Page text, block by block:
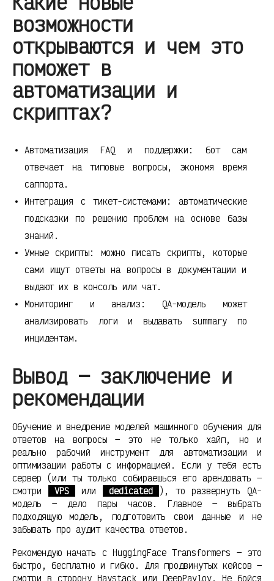
возможности
открываются и чем это
поможет в
автоматизации и
скриптах?
Автоматизация FAQ и поддержки: бот сам
отвечает на типовые вопросы, экономя время
саппорта.
Интеграция с тикет-системами: автоматические
подсказки по решению проблем на основе базы
знаний.
Умные скрипты: можно писать скрипты, которые
сами ищут ответы на вопросы в документации и
выдают их в консоль или чат.
Мониторинг и анализ: QA-модель может
анализировать логи и выдавать summary по
инцидентам.
Вывод — заключение и
рекомендации
Обучение и внедрение моделей машинного обучения для
ответов на вопросы — это не только хайп, но и
реально рабочий инструмент для автоматизации и
оптимизации работы с информацией. Если у тебя есть
сервер (или ты только собираешься его арендовать —
смотри
VPS или dedicated
), то развернуть QA-
модель — дело пары часов. Главное — выбрать
подходящую модель, подготовить свои данные и не
забывать про аудит качества ответов.
Рекомендую начать с HuggingFace Transformers — это
быстро, бесплатно и гибко. Для продвинутых кейсов —
смотри в сторону Haystack или DeepPavlov. Не бойся